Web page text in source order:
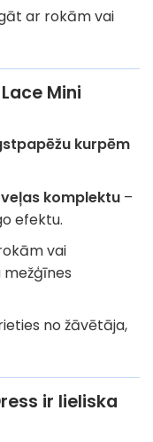
ar rokām vai
Mini
kurpēm
komplektu–
efektu.
vai
mežģīnes
no žāvētāja,
ir lieliska